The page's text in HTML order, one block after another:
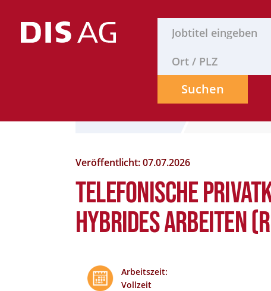
Suchen
Veröffentlicht: 07.07.2026
Telefonische
hybrides Arbeiten
Arbeitszeit:
Vollzeit